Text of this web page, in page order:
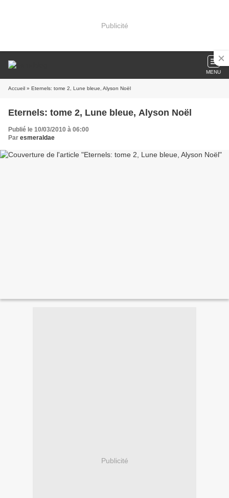
Publicité
MENU
Accueil » Eternels: tome 2, Lune bleue, Alyson Noël
Eternels: tome 2, Lune bleue, Alyson Noël
Publié le 10/03/2010 à 06:00
Par esmeraldae
Publicité